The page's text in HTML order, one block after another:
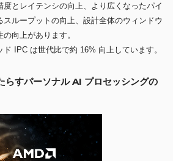
とレイテンシの向上、より広くなったパイ
スループットの向上、設計全体のウィンドウ
向上があります。
IPC は世代比で約 16% 向上しています。
すパーソナル AI プロセッシングの